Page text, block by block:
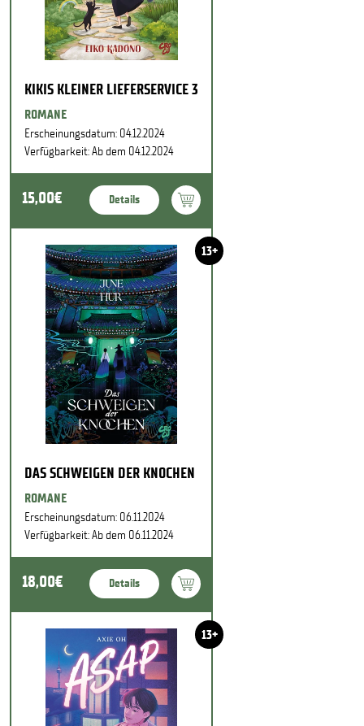
KIKIS KLEINER LIEFERSERVICE 3
ROMANE
Erscheinungsdatum: 04.12.2024
Verfügbarkeit: Ab dem 04.12.2024
15,00€ Details
13+
DAS SCHWEIGEN DER KNOCHEN
ROMANE
Erscheinungsdatum: 06.11.2024
Verfügbarkeit: Ab dem 06.11.2024
18,00€ Details
13+